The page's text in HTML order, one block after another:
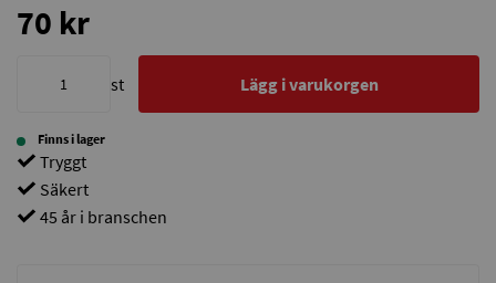
70 kr
st Lägg i varukorgen
Finns i lager
Tryggt
Säkert
45 år i branschen